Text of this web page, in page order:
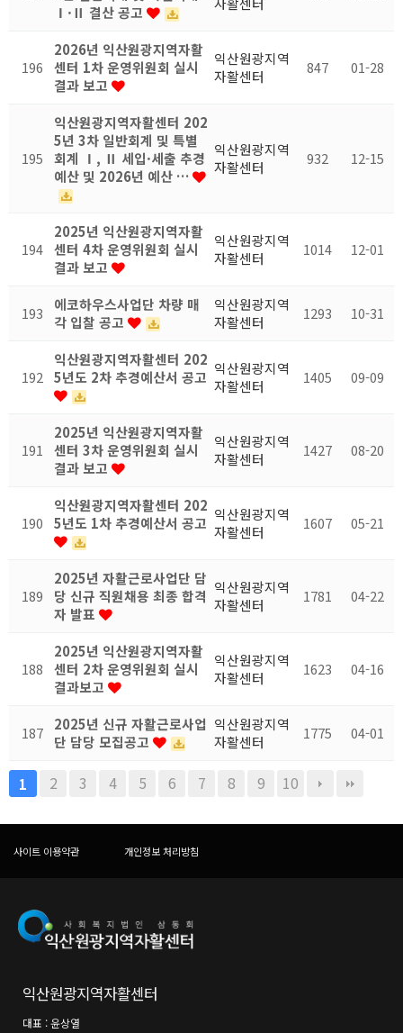
Ⅰ·Ⅱ 결산 공고
196
2026년 익산원광지역자활
센터 1차 운영위원회 실시
결과 보고
익산원광지역
자활센터
847 01-28
195
익산원광지역자활센터 202
5년 3차 일반회계 및 특별
회계 Ⅰ, Ⅱ 세입·세출 추경
예산 및 2026년 예산 …
익산원광지역
자활센터
932 12-15
194
2025년 익산원광지역자활
센터 4차 운영위원회 실시
결과 보고
익산원광지역
자활센터
1014 12-01
193
에코하우스사업단 차량 매
각 입찰 공고
익산원광지역
자활센터
1293 10-31
192
익산원광지역자활센터 202
5년도 2차 추경예산서 공고 익산원광지역
자활센터
1405 09-09
191
2025년 익산원광지역자활
센터 3차 운영위원회 실시
결과 보고
익산원광지역
자활센터
1427 08-20
190
익산원광지역자활센터 202
5년도 1차 추경예산서 공고 익산원광지역
자활센터
1607 05-21
189
2025년 자활근로사업단 담
당 신규 직원채용 최종 합격
자 발표
익산원광지역
자활센터
1781 04-22
188
2025년 익산원광지역자활
센터 2차 운영위원회 실시
결과보고
익산원광지역
자활센터
1623 04-16
187
2025년 신규 자활근로사업
단 담당 모집공고
익산원광지역
자활센터
1775 04-01
1 2 3 4 5 6 7 8 9 10
사이트 이용약관 개인정보 처리방침
익산원광지역자활센터
대표 :윤상열